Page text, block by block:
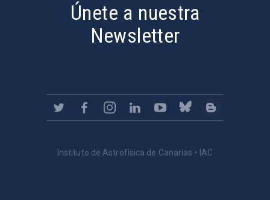
Únete a nuestra
Newsletter
Instituto de Astrofísica de Canarias • IAC